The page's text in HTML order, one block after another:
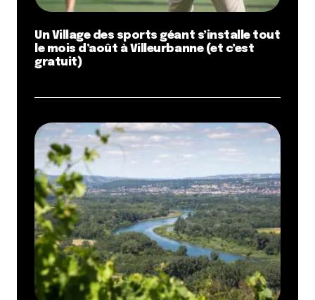
Un Village des sports géant s’installe tout
le mois d’août à Villeurbanne (et c’est
gratuit)